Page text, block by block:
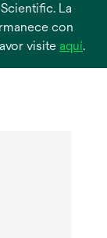
La
con
visite aquíse
.